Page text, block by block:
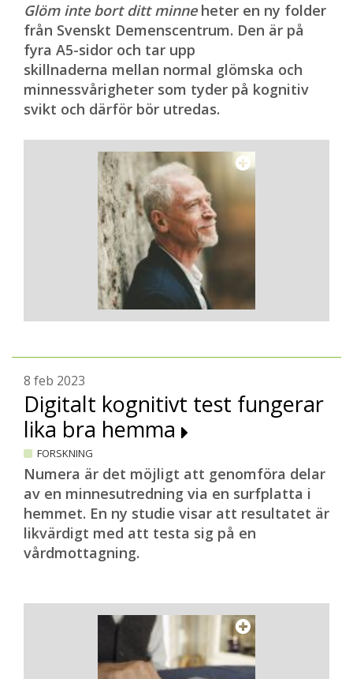
Glöm inte bort ditt minneheter en ny folder
från Svenskt Demenscentrum. Den är på
fyra A5-sidor och tar upp
skillnaderna mellan normal glömska och
minnessvårigheter som tyder på kognitiv
svikt och därför bör utredas.
8 feb 2023
Digitalt kognitivt test fungerar
lika bra hemma
FORSKNING
Numera är det möjligt att genomföra delar
av en minnesutredning via en surfplatta i
hemmet. En ny studie visar att resultatet är
likvärdigt med att testa sig på en
vårdmottagning.